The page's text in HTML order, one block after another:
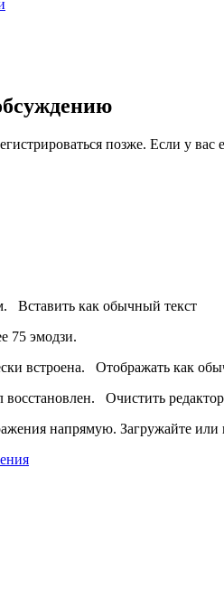
позже. Если у вас
Вставить как обычный текст
75 эмодзи.
встроена. Отображать как
Очистить редактор
напрямую. Загружайте или